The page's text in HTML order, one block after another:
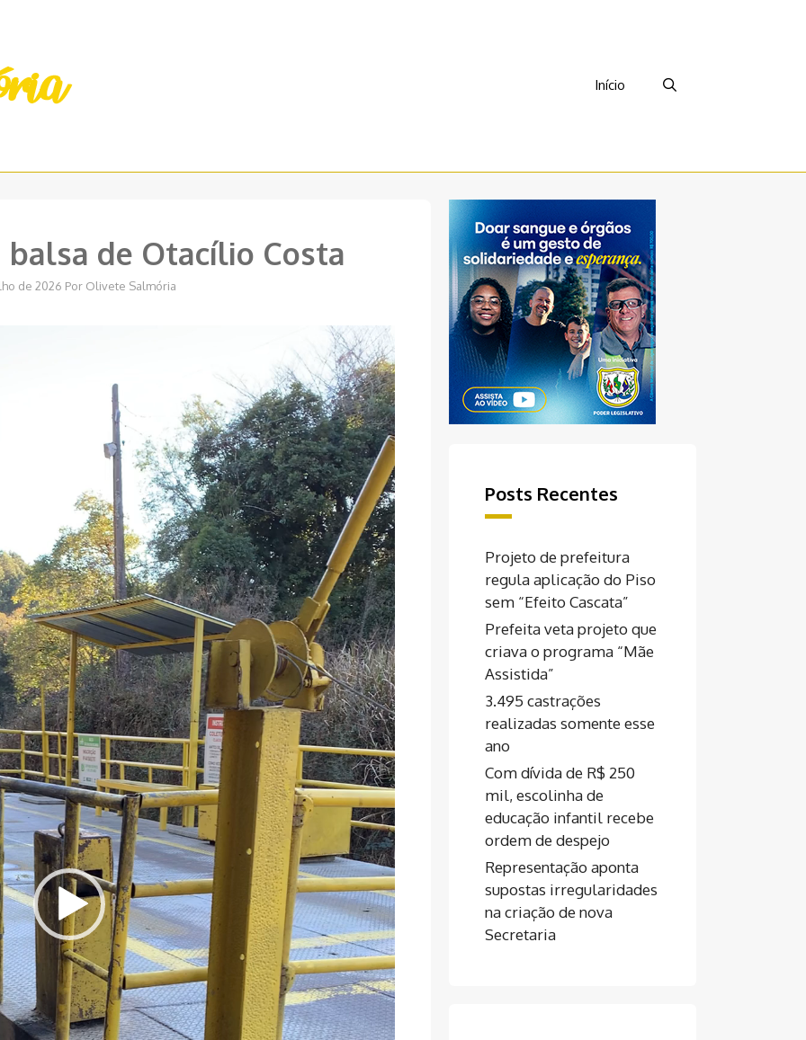
Início
balsa de Otacílio Costa
de 2026 Por Olivete Salmória
Posts Recentes
Projeto de prefeitura
regula aplicação do Piso
sem “Efeito Cascata”
Prefeita veta projeto que
criava o programa “Mãe
Assistida”
3.495 castrações
realizadas somente esse
ano
Com dívida de R$ 250
mil, escolinha de
educação infantil recebe
ordem de despejo
Representação aponta
supostas irregularidades
na criação de nova
Secretaria